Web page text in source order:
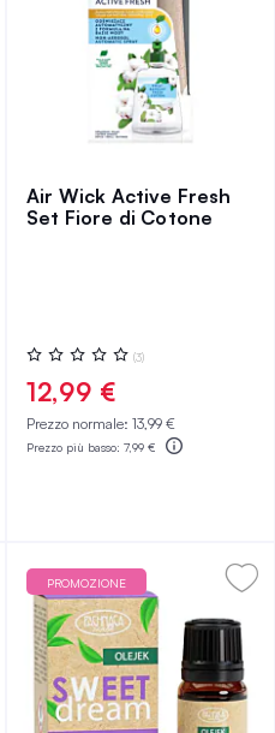
Air Wick Active Fresh
Set Fiore di Cotone
Valutazione:
0%
(3)
12,99 €
Prezzo normale: 13,99 €
Prezzo più basso: 7,99 €
PROMOZIONE